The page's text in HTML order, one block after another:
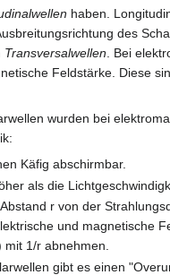
haben.
des
Transversalwellen. Bei
Feldstärke. Diese
wurden bei
Käfig abschirmbar.
als die
r von der
und magnetische
mit 1/r abnehmen.
gibt es einen